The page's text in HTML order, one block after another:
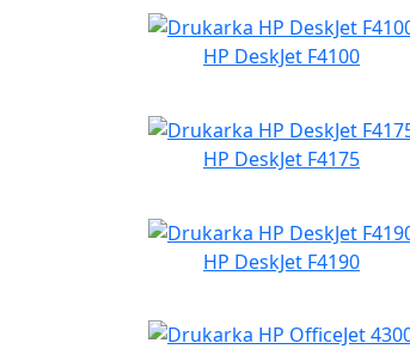
HP DeskJet F4100
HP DeskJet F4175
HP DeskJet F4190